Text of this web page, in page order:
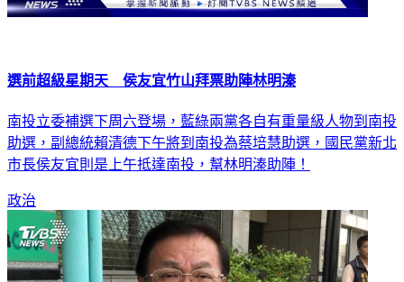
選前超級星期天 侯友宜竹山拜票助陣林明溱
南投立委補選下周六登場，藍綠兩黨各自有重量級人物到南投
助選，副總統賴清德下午將到南投為蔡培慧助選，國民黨新北
市長侯友宜則是上午抵達南投，幫林明溱助陣！
政治